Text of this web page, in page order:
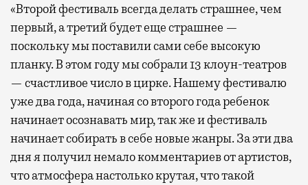
«Второй фестиваль всегда делать страшнее, чем
первый, а третий будет еще страшнее —
поскольку мы поставили сами себе высокую
планку. В этом году мы собрали 13 клоун-театров
— счастливое число в цирке. Нашему фестивалю
уже два года, начиная со второго года ребенок
начинает осознавать мир, так же и фестиваль
начинает собирать в себе новые жанры. За эти два
дня я получил немало комментариев от артистов,
что атмосфера настолько крутая, что такой